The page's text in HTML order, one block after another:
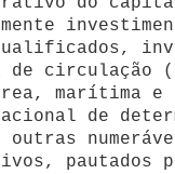
circulação
marítima
de
outras
pautados